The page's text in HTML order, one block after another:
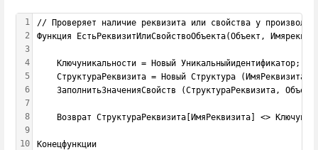
1
2
3
4
5
6
7
8
9
10
// Проверяет наличие реквизита или свойства у
Функция ЕстьРеквизитИлиСвойствоОбъекта(Объект,
	Ключуникальности = Новый Уникальныйидентификатор;
СтруктураРеквизита = Новый Структура (ИмяРеквизита,
ЗаполнитьЗначенияСвойств (СтруктураРеквизита,
Возврат СтруктураРеквизита[ИмяРеквизита] <>
Конецфункции